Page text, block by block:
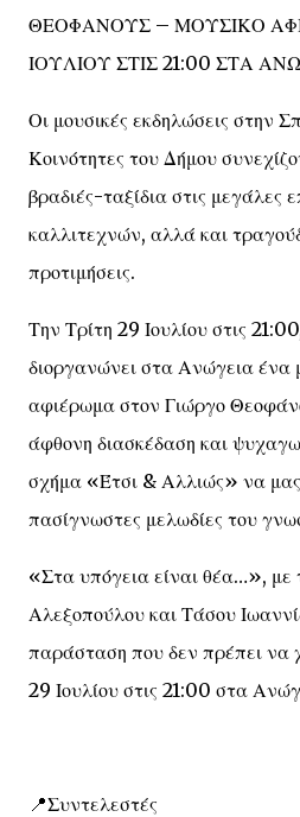
ΘΕΟΦΑΝΟΥΣ – ΜΟΥΣΙΚΟ
ΙΟΥΛΙΟΥ ΣΤΙΣ 21:00 ΣΤΑ
Οι μουσικές εκδηλώσεις στην
Κοινότητες του Δήμου
βραδιές-ταξίδια στις μεγάλες
καλλιτεχνών, αλλά και
προτιμήσεις.
Την Τρίτη 29 Ιουλίου στις
διοργανώνει στα Ανώγεια ένα
αφιέρωμα στον Γιώργο
άφθονη διασκέδαση και
σχήμα «Έτσι & Αλλιώς» να μας
πασίγνωστες μελωδίες του
«Στα υπόγεια είναι θέα…», με
Αλεξοπούλου και Τάσου
παράσταση που δεν πρέπει να
29 Ιουλίου στις 21:00 στα
📍Συντελεστές